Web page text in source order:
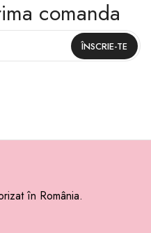
comanda
în România.